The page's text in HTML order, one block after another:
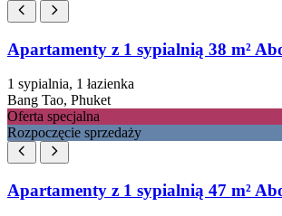
Apartamenty z 1 sypialnią 38 m²
1 sypialnia, 1 łazienka
Bang Tao, Phuket
Oferta specjalna
Rozpoczęcie sprzedaży
Apartamenty z 1 sypialnią 47 m²